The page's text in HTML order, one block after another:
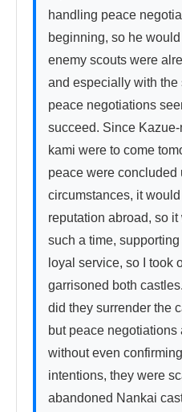
handling peace
beginning, so he
enemy scouts were
and especially with
peace negotiations
succeed. Since
kami were to come
peace were concluded
circumstances, it
reputation abroad, so it
such a time,
loyal service, so I took
garrisoned both
did they surrender the
but peace negotiations
without even
intentions, they were
abandoned Nankai